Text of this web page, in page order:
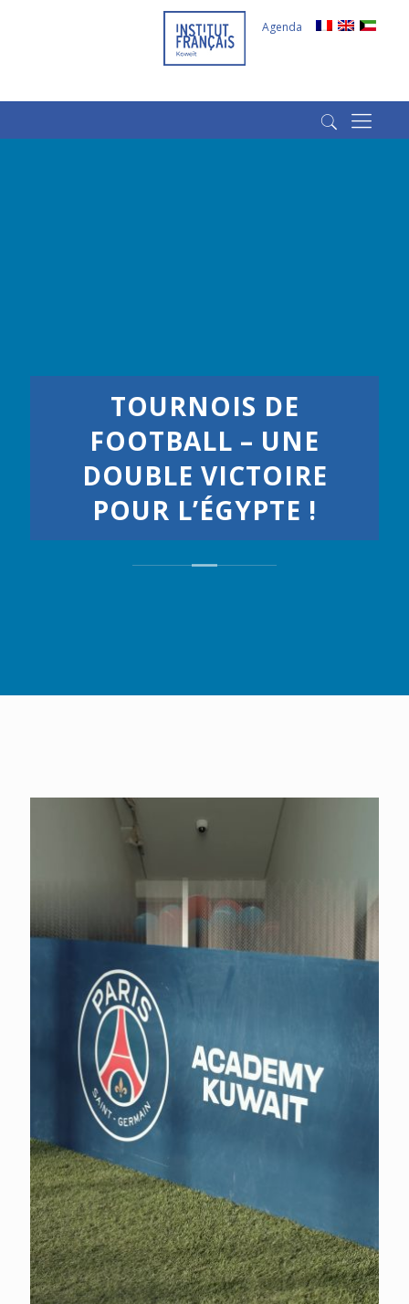
(+965) 66266980
Agenda
TOURNOIS DE
FOOTBALL – UNE
DOUBLE VICTOIRE
POUR L’ÉGYPTE !